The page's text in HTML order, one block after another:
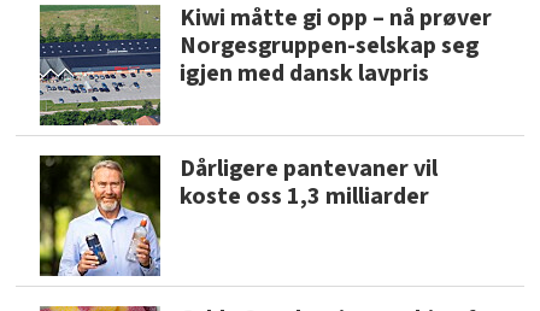
Kiwi måtte gi opp – nå prøver
Norgesgruppen-selskap seg
igjen med dansk lavpris
Dårligere pantevaner vil
koste oss 1,3 milliarder